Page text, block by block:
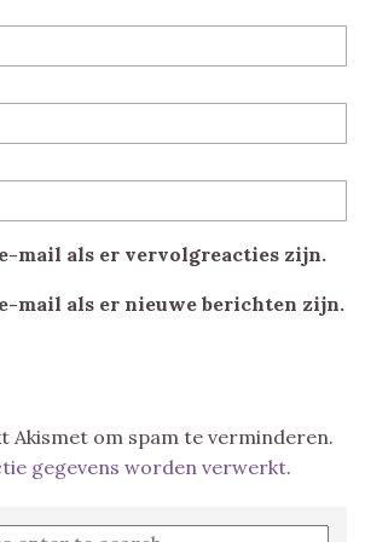
mail als er vervolgreacties zijn.
mail als er nieuwe berichten zijn.
Akismet om spam te verminderen.
gegevens worden verwerkt.